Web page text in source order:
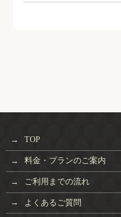
TOP
料金・プランのご案内
ご利用までの流れ
よくあるご質問